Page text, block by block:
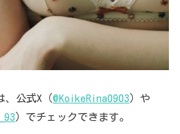
、公式X（@KoikeRina0903 ）や
）でチェックできます。